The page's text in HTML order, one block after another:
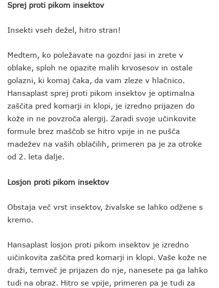
Sprej proti pikom insektov
Insekti vseh dežel, hitro stran!
Medtem, ko poležavate na gozdni jasi in zrete v
oblake, sploh ne opazite malih krvosesov in ostale
golazni, ki komaj čaka, da vam zleze v hlačnico.
Hansaplast sprej proti pikom insektov je optimalna
zaščita pred komarji in klopi, je izredno prijazen do
kože in ne povzroča alergij. Zaradi svoje učinkovite
formule brez maščob se hitro vpije in ne pušča
madežev na vaših oblačilih, primeren pa je za otroke
od 2. leta dalje.
Losjon proti pikom insektov
Obstaja več vrst insektov, živalske se lahko odžene s
kremo.
Hansaplast losjon proti pikom insektov je izredno
uičinkovita zaščita pred komarji in klopi. Vaše kože ne
draži, temveč je prijazen do nje, nanesete pa ga lahko
tudi na obraz. Hitro se vpije, primeren pa je tudi za